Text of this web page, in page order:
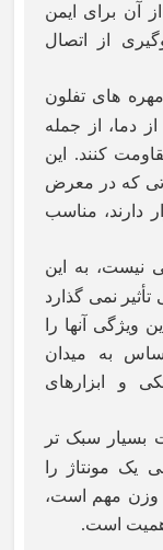
آن برای ایمن
از اتصال
های تفلون
دما، از جمله
کنند. این
که در معرض
دارند، مناسب
نیست، به این
نمی گذارد
ویژگی آنها را
به میدان
و ابزارهای
بسیار سبک تر
یک مونتاژ را
وزن مهم است،
است.